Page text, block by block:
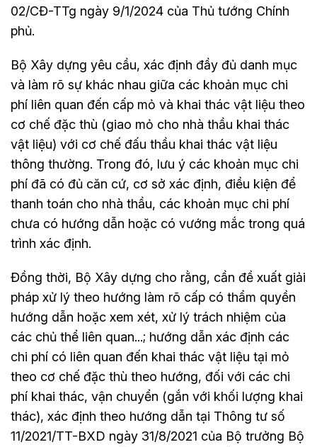
02/CĐ-TTg ngày 9/1/2024 của Thủ tướng Chính
phủ.
Bộ Xây dựng yêu cầu, xác định đầy đủ danh mục
và làm rõ sự khác nhau giữa các khoản mục chi
phí liên quan đến cấp mỏ và khai thác vật liệu theo
cơ chế đặc thù (giao mỏ cho nhà thầu khai thác
vật liệu) với cơ chế đấu thầu khai thác vật liệu
thông thường. Trong đó, lưu ý các khoản mục chi
phí đã có đủ căn cứ, cơ sở xác định, điều kiện để
thanh toán cho nhà thầu, các khoản mục chi phí
chưa có hướng dẫn hoặc có vướng mắc trong quá
trình xác định.
Đồng thời, Bộ Xây dựng cho rằng, cần đề xuất giải
pháp xử lý theo hướng làm rõ cấp có thẩm quyền
hướng dẫn hoặc xem xét, xử lý trách nhiệm của
các chủ thể liên quan...; hướng dẫn xác định các
chi phí có liên quan đến khai thác vật liệu tại mỏ
theo cơ chế đặc thù theo hướng, đối với các chi
phí khai thác, vận chuyển (gắn với khối lượng khai
thác), xác định theo hướng dẫn tại Thông tư số
11/2021/TT-BXD ngày 31/8/2021 của Bộ trưởng Bộ